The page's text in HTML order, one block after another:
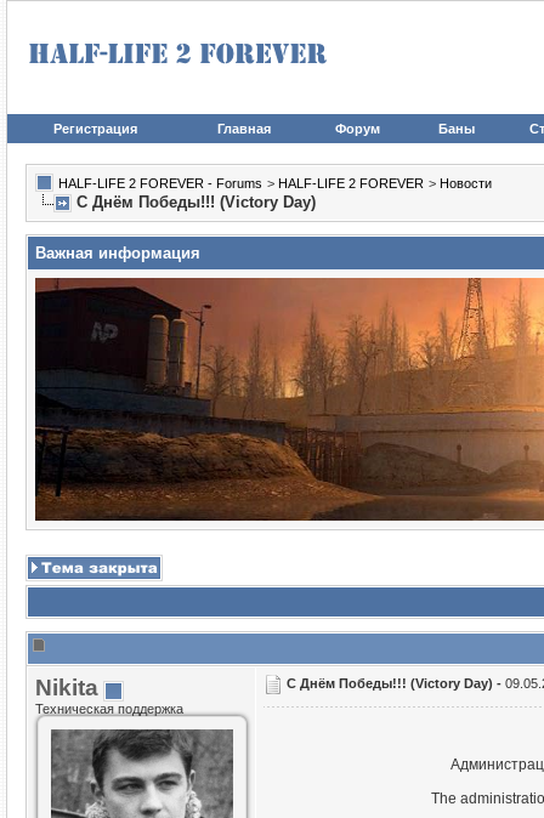
Регистрация Главная Форум Баны
HALF-LIFE 2 FOREVER - Forums > HALF-LIFE 2 FOREVER > Новости
С Днём Победы!!! (Victory Day)
Важная информация
Nikita
Техническая поддержка
С Днём Победы!!! (Victory Day) -
The